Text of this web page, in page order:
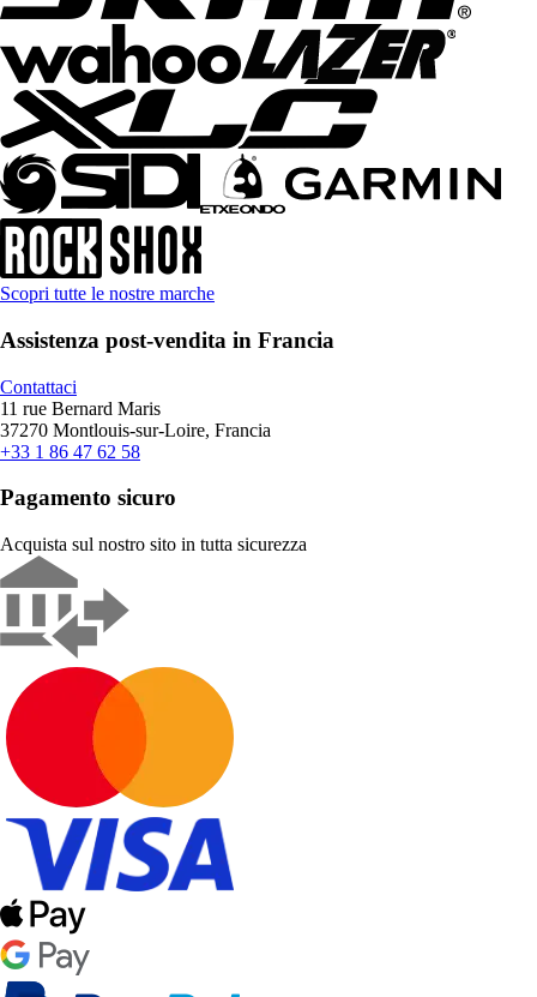
Scopri tutte le nostre marche
Assistenza post-vendita in Francia
Contattaci
11 rue Bernard Maris
37270 Montlouis-sur-Loire, Francia
+33 1 86 47 62 58
Pagamento sicuro
Acquista sul nostro sito in tutta sicurezza